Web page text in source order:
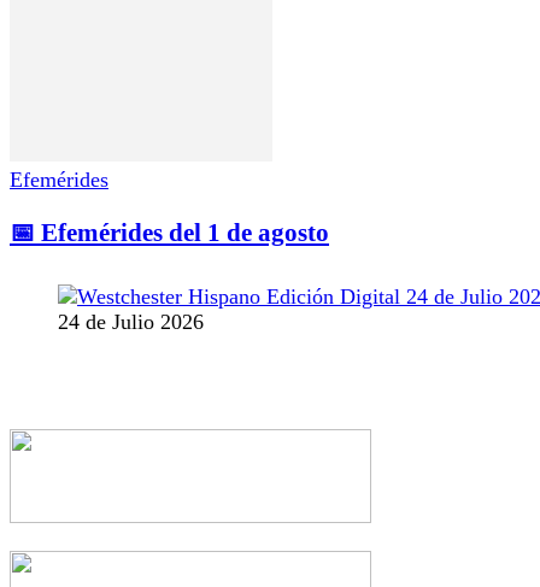
Efemérides
📅 Efemérides del 1 de agosto
24 de Julio 2026